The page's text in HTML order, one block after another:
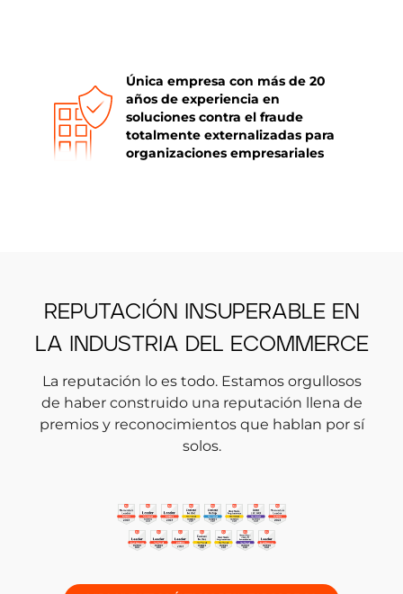
Única empresa con más de 20
años de experiencia en
soluciones contra el fraude
totalmente externalizadas para
organizaciones empresariales
REPUTACIÓN INSUPERABLE EN
LA INDUSTRIA DEL ECOMMERCE
La reputación lo es todo. Estamos orgullosos
de haber construido una reputación llena de
premios y reconocimientos que hablan por sí
solos.